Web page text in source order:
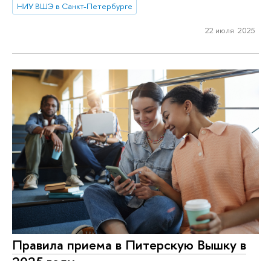
НИУ ВШЭ в Санкт-Петербурге
22 июля 2025
Правила приема в Питерскую Вышку в